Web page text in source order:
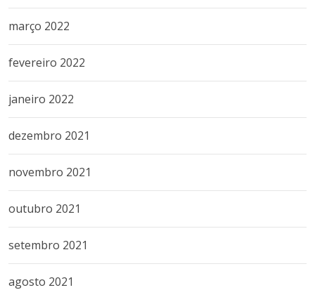
março 2022
fevereiro 2022
janeiro 2022
dezembro 2021
novembro 2021
outubro 2021
setembro 2021
agosto 2021